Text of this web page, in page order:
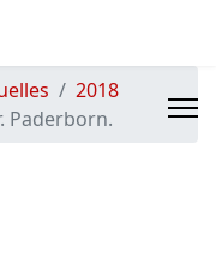
2018
Paderborn.